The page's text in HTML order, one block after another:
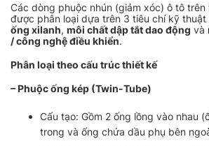
Các dòng phuộc nhún (giảm xóc) ô tô
được phân loại dựa trên 3 tiêu chí kỹ thuật
ống xilanh, môi chất dập tắt dao động và
/ công nghệ điều khiển.
Phân loại theo cấu trúc thiết kế
– Phuộc ống kép (Twin-Tube)
Cấu tạo: Gồm 2 ống lồng vào nhau
trong và ống chứa dầu phụ bên